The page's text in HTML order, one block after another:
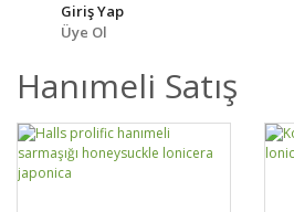
Giriş Yap
Üye Ol
Hanımeli Satış